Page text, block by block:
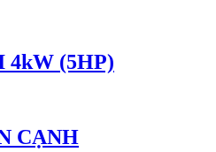
4kW (5HP)
CẠNH